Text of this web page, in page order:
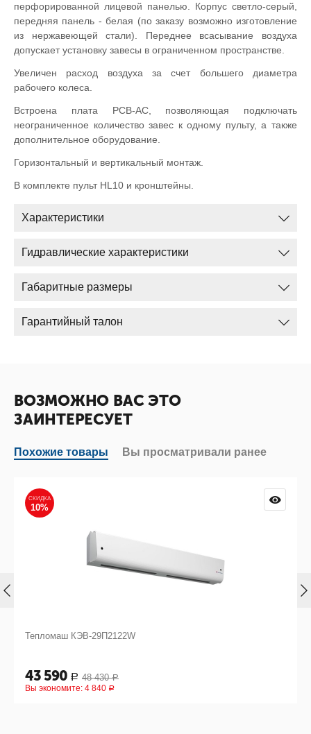
перфорированной лицевой панелью. Корпус светло-серый,
передняя панель - белая (по заказу возможно изготовление
из нержавеющей стали). Переднее всасывание воздуха
допускает установку завесы в ограниченном пространстве.
Увеличен расход воздуха за счет большего диаметра
рабочего колеса.
Встроена плата PCB-AC, позволяющая подключать
неограниченное количество завес к одному пульту, а также
дополнительное оборудование.
Горизонтальный и вертикальный монтаж.
В комплекте пульт HL10 и кронштейны.
Характеристики
Гидравлические характеристики
Габаритные размеры
Гарантийный талон
ВОЗМОЖНО ВАС ЭТО
ЗАИНТЕРЕСУЕТ
Похожие товары Вы просматривали ранее
СКИДКА
10%
Тепломаш КЭВ-29П2122W
43 590 Р 48 430 Р
Вы экономите: 4 840 Р